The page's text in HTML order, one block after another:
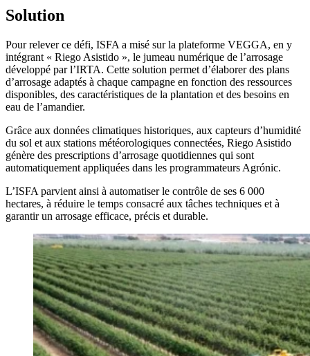
Solution
Pour relever ce défi, ISFA a misé sur la plateforme VEGGA, en y
intégrant « Riego Asistido », le jumeau numérique de l’arrosage
développé par l’IRTA. Cette solution permet d’élaborer des plans
d’arrosage adaptés à chaque campagne en fonction des ressources
disponibles, des caractéristiques de la plantation et des besoins en
eau de l’amandier.
Grâce aux données climatiques historiques, aux capteurs d’humidité
du sol et aux stations météorologiques connectées, Riego Asistido
génère des prescriptions d’arrosage quotidiennes qui sont
automatiquement appliquées dans les programmateurs Agrónic.
L’ISFA parvient ainsi à automatiser le contrôle de ses 6 000
hectares, à réduire le temps consacré aux tâches techniques et à
garantir un arrosage efficace, précis et durable.